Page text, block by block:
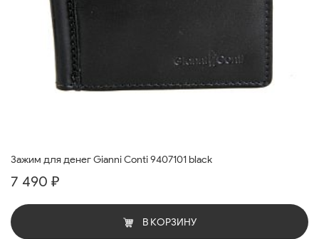
Зажим для денег Gianni Conti 9407101 black
7 490 ₽
В КОРЗИНУ